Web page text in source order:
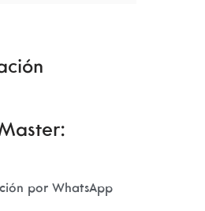
por WhatsApp